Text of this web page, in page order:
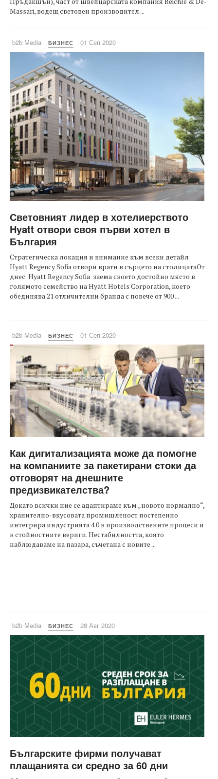
Massari, водещ световен производител ...
b2b Media БИЗНЕС 01 Сеп 2020
Световният лидер в хотелиерството
Hyatt отвори своя първи хотел в
България
Стратегическа локация и внимание към всеки детайл:
Hyatt Regency Sofia отвори врати в сърцето на столицатаОт
днес Hyatt Regency Sofia заема своето достойно място в
голямото семейство на Hyatt Hotels Corporation, което
обединява 21 отличителни бранда с повече от 900 ...
b2b Media БИЗНЕС 01 Сеп 2020
Как дигитализацията може да помогне
на компаниите за пакетирани стоки да
отговорят на днешните
предизвикателства?
Докато всички ние се адаптираме към „новото нормално“,
хранително-вкусовата промишленост постепенно
интегрира индустрията 4.0 в производствените процеси и
в стойностните вериги. Нестабилността, която
наблюдаваме на пазара, съчетана с новите ...
b2b Media БИЗНЕС 28 Авг 2020
Българските фирми получават
плащанията си средно за 60 дни